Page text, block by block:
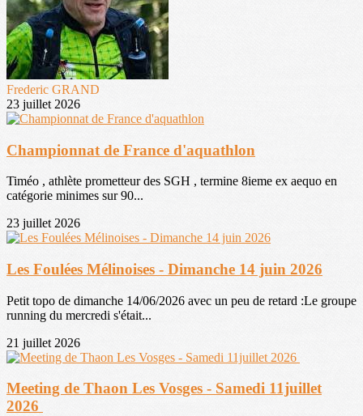
Frederic GRAND
23 juillet 2026
Championnat de France d'aquathlon
Timéo , athlète prometteur des SGH , termine 8ieme ex aequo en
catégorie minimes sur 90...
23 juillet 2026
Les Foulées Mélinoises - Dimanche 14 juin 2026
Petit topo de dimanche 14/06/2026 avec un peu de retard :Le groupe
running du mercredi s'était...
21 juillet 2026
Meeting de Thaon Les Vosges - Samedi 11juillet
2026